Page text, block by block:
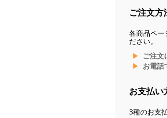
ご注文方
各商品ペー
ださい。
ご注文
お電話
お支払い
3種のお支